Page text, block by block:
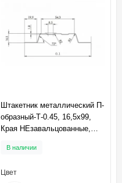
Штакетник металлический П-
образный-Т-0.45, 16,5х99,
Края НЕзавальцованные,
В наличии
Цвет